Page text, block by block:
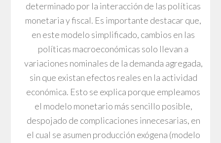
determinado por la interacción de las políticas
monetaria y fiscal. Es importante destacar que,
en este modelo simplificado, cambios en las
políticas macroeconómicas solo llevan a
variaciones nominales de la demanda agregada,
sin que existan efectos reales en la actividad
económica. Esto se explica porque empleamos
el modelo monetario más sencillo posible,
despojado de complicaciones innecesarias, en
el cual se asumen producción exógena (modelo